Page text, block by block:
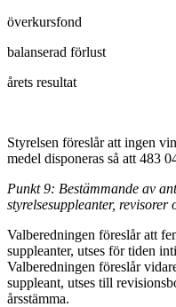
balanserad
årets
Styrelsen föreslår att ingen
medel disponeras så att 483
Punkt 9: Bestämmande av
styrelsesuppleanter, revisorer
Valberedningen föreslår att
suppleanter, utses för tiden
Valberedningen föreslår
suppleant, utses till
årsstämma.